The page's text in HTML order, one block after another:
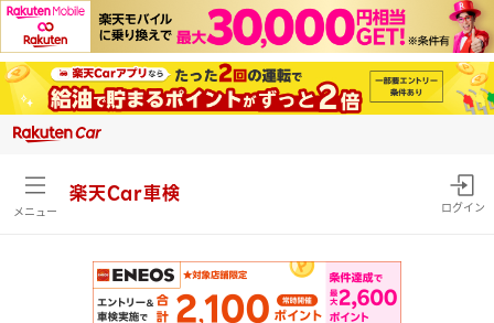
メニュー
楽天Car車検
ログイン